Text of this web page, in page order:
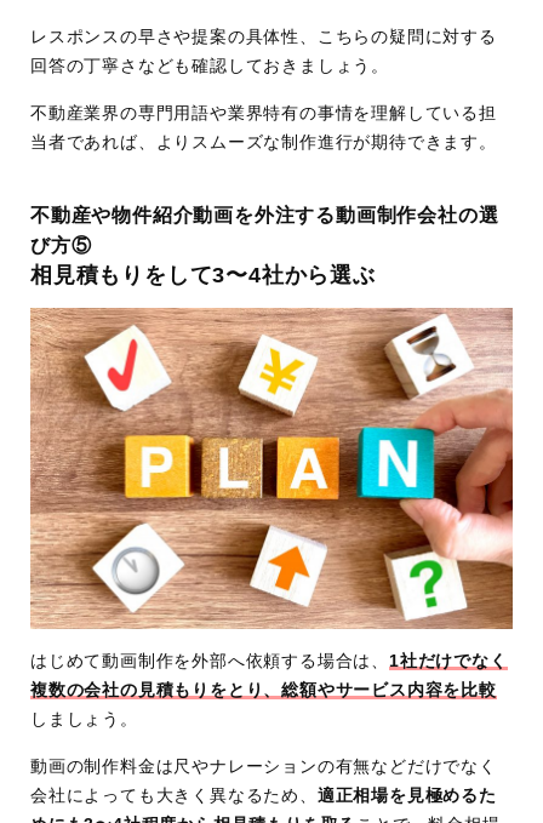
レスポンスの早さや提案の具体性、こちらの疑問に対する
回答の丁寧さなども確認しておきましょう。
不動産業界の専門用語や業界特有の事情を理解している担
当者であれば、よりスムーズな制作進行が期待できます。
不動産や物件紹介動画を外注する動画制作会社の選
び方⑤
相見積もりをして3〜4社から選ぶ
はじめて動画制作を外部へ依頼する場合は、 1社だけでなく
複数の会社の見積もりをとり、総額やサービス内容を比較
しましょう。
動画の制作料金は尺やナレーションの有無などだけでなく
会社によっても大きく異なるため、 適正相場を見極めるた